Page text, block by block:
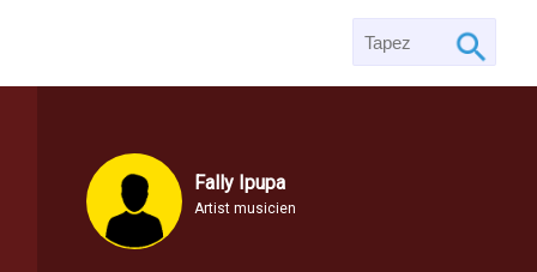
Fally Ipupa
Artist musicien